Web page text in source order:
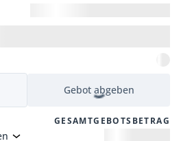
Gebot abgeben
GESAMTGEBOTSBETRAG